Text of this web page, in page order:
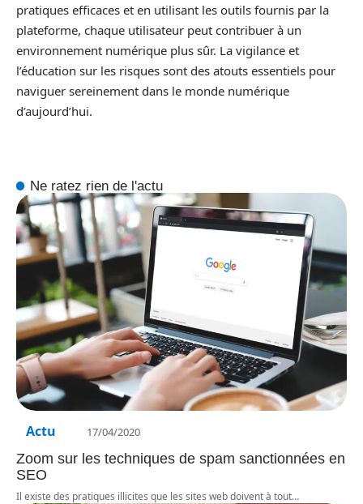
pratiques efficaces et en utilisant les outils fournis par la
plateforme, chaque utilisateur peut contribuer à un
environnement numérique plus sûr. La vigilance et
l’éducation sur les risques sont des atouts essentiels pour
naviguer sereinement dans le monde numérique
d’aujourd’hui.
Ne ratez rien de l'actu
Actu 17/04/2020
Zoom sur les techniques de spam sanctionnées en
SEO
Il existe des pratiques illicites que les sites web doivent à tout…